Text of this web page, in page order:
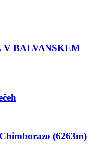
.
V BALVANSKEM
(6263m)